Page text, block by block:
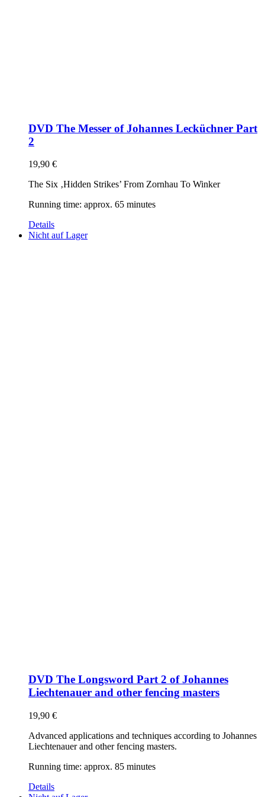
DVD The Messer of Johannes Lecküchner Part
2
19,90 €
The Six ‚Hidden Strikes’ From Zornhau To Winker
Running time: approx. 65 minutes
Details
Nicht auf Lager
DVD The Longsword Part 2 of Johannes
Liechtenauer and other fencing masters
19,90 €
Advanced applications and techniques according to Johannes
Liechtenauer and other fencing masters.
Running time: approx. 85 minutes
Details